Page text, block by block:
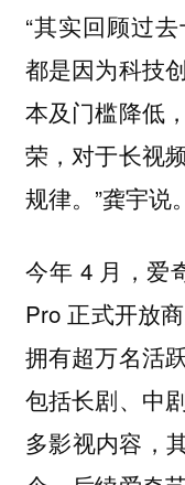
“其实回顾过
都是因为科技
本及门槛降低
荣，对于长视
规律。”龚宇说。
今年 4 月，爱
Pro 正式开放
拥有超万名活
包括长剧、中
多影视内容，